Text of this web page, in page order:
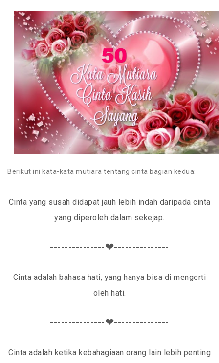
Berikut ini kata-kata mutiara tentang cinta bagian kedua:
Cinta yang susah didapat jauh lebih indah daripada cinta
yang diperoleh dalam sekejap.
---------------❤---------------
Cinta adalah bahasa hati, yang hanya bisa di mengerti
oleh hati.
---------------❤---------------
Cinta adalah ketika kebahagiaan orang lain lebih penting